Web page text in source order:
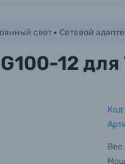
свет Сетевой
12 для
Код
Вес